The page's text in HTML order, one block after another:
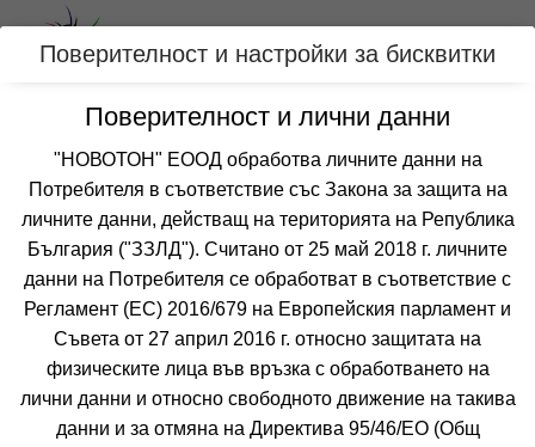
Вход
Категории
Оферти с безплатен чадър и шезлонг на
плажа за КРИТ-ХАНЯ, ГЪРЦИЯ
Още курорти Филтри
 Сортирай по:
Поверителност и настройки за бисквитки
Поверителност и лични данни
"НОВОТОН" ЕООД обработва личните данни на
Потребителя в съответствие със Закона за защита на
личните данни, действащ на територията на Република
България ("ЗЗЛД"). Считано от 25 май 2018 г. личните
данни на Потребителя се обработват в съответствие с
Регламент (ЕС) 2016/679 на Европейския парламент и
Съвета от 27 април 2016 г. относно защитата на
физическите лица във връзка с обработването на
лични данни и относно свободното движение на такива
данни и за отмяна на Директива 95/46/EО (Общ